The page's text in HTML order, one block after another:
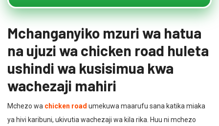
Mchanganyiko mzuri wa hatua
na ujuzi wa chicken road huleta
ushindi wa kusisimua kwa
wachezaji mahiri
Mchezo wa chicken road umekuwa maarufu sana katika miaka
ya hivi karibuni, ukivutia wachezaji wa kila rika. Huu ni mchezo